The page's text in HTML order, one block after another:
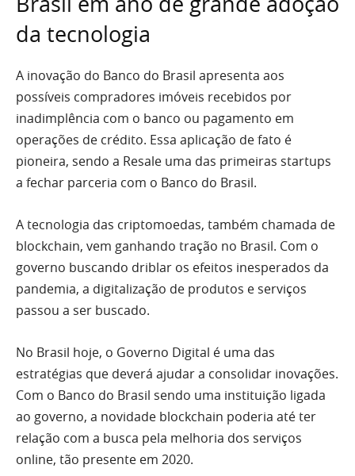
da tecnologia
A inovação do Banco do Brasil apresenta aos
possíveis compradores imóveis recebidos por
inadimplência com o banco ou pagamento em
operações de crédito. Essa aplicação de fato é
pioneira, sendo a Resale uma das primeiras startups
a fechar parceria com o Banco do Brasil.
A tecnologia das criptomoedas, também chamada de
blockchain, vem ganhando tração no Brasil. Com o
governo buscando driblar os efeitos inesperados da
pandemia, a digitalização de produtos e serviços
passou a ser buscado.
No Brasil hoje, o Governo Digital é uma das
estratégias que deverá ajudar a consolidar inovações.
Com o Banco do Brasil sendo uma instituição ligada
ao governo, a novidade blockchain poderia até ter
relação com a busca pela melhoria dos serviços
online, tão presente em 2020.